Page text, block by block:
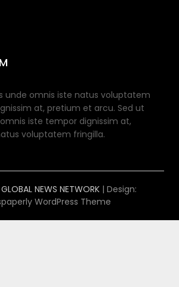
unde omnis iste natus voluptatem
at, pretium et arcu. Sed ut
iste tempor dignissim at,
voluptatem fringilla.
NEWS NETWORK | Design:
WordPress Theme